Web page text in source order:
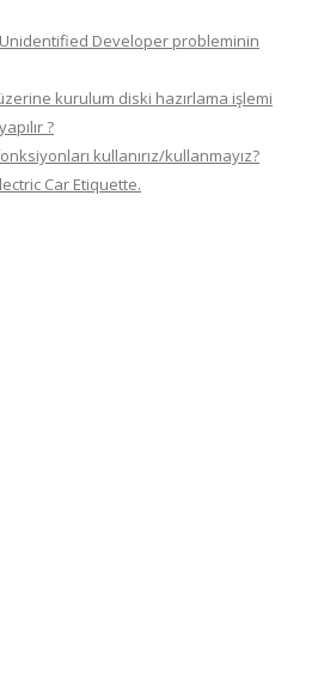
Developer probleminin
kurulum diski hazırlama işlemi
?
kullanırız/kullanmayız?
Car Etiquette.